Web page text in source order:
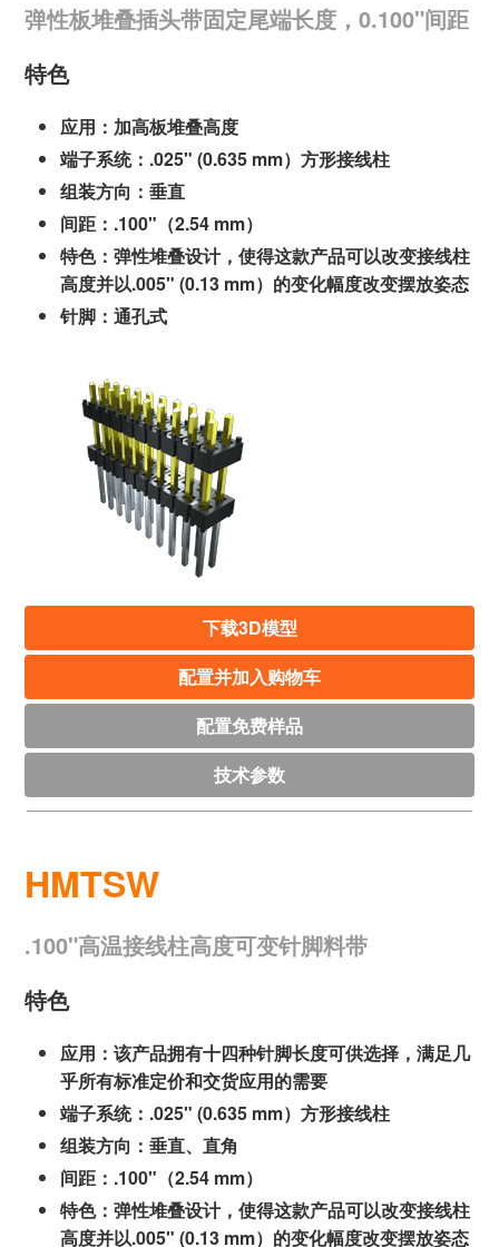
弹性板堆叠插头带固定尾端长度，0.100"间距
特色
应用：加高板堆叠高度
端子系统：.025" (0.635 mm）方形接线柱
组装方向：垂直
间距：.100"（2.54 mm）
特色：弹性堆叠设计，使得这款产品可以改变接线柱
高度并以.005" (0.13 mm）的变化幅度改变摆放姿态
针脚：通孔式
下载3D模型
配置并加入购物车
配置免费样品
技术参数
HMTSW
.100"高温接线柱高度可变针脚料带
特色
应用：该产品拥有十四种针脚长度可供选择，满足几
乎所有标准定价和交货应用的需要
端子系统：.025" (0.635 mm）方形接线柱
组装方向：垂直、直角
间距：.100"（2.54 mm）
特色：弹性堆叠设计，使得这款产品可以改变接线柱
高度并以.005" (0.13 mm）的变化幅度改变摆放姿态